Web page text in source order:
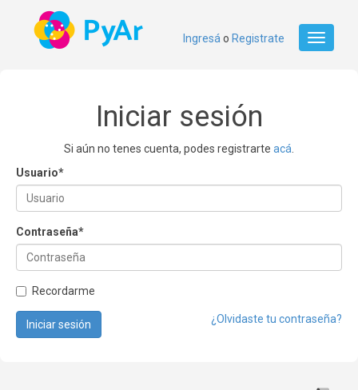
Toggle
Ingresá o Registrate
Iniciar sesión
Si aún no tenes cuenta, podes registrarte acá
Usuario*
Contraseña*
Recordarme
¿Olvidaste tu contraseña?
Iniciar sesión